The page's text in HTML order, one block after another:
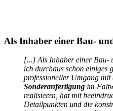
Als Inhaber einer Bau-
[...] Als Inhaber einer Bau-
ich durchaus schon einiges
professioneller Umgang
Sonderanfertigung im
realisieren, hat mit
Detailpunkten und die